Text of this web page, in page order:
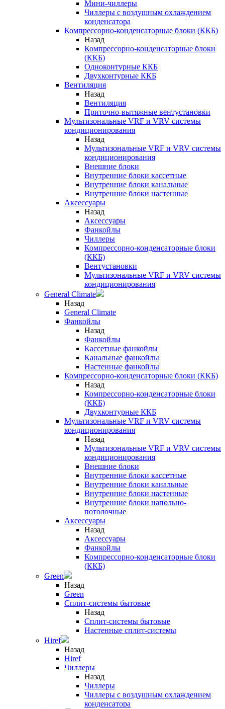
Мини-чиллеры
Чиллеры с воздушным охлаждением
конденсатора
Компрессорно-конденсаторные блоки (ККБ)
Назад
Компрессорно-конденсаторные блоки
(ККБ)
Одноконтурные ККБ
Двухконтурные ККБ
Вентиляция
Назад
Вентиляция
Приточно-вытяжные вентустановки
Мультизональные VRF и VRV системы
кондиционирования
Назад
Мультизональные VRF и VRV системы
кондиционирования
Внешние блоки
Внутренние блоки кассетные
Внутренние блоки канальные
Внутренние блоки настенные
Аксессуары
Назад
Аксессуары
Фанкойлы
Чиллеры
Компрессорно-конденсаторные блоки
(ККБ)
Вентустановки
Мультизональные VRF и VRV системы
кондиционирования
General Climate
Назад
General Climate
Фанкойлы
Назад
Фанкойлы
Кассетные фанкойлы
Канальные фанкойлы
Настенные фанкойлы
Компрессорно-конденсаторные блоки (ККБ)
Назад
Компрессорно-конденсаторные блоки
(ККБ)
Двухконтурные ККБ
Мультизональные VRF и VRV системы
кондиционирования
Назад
Мультизональные VRF и VRV системы
кондиционирования
Внешние блоки
Внутренние блоки кассетные
Внутренние блоки канальные
Внутренние блоки настенные
Внутренние блоки напольно-
потолочные
Аксессуары
Назад
Аксессуары
Фанкойлы
Компрессорно-конденсаторные блоки
(ККБ)
Green
Назад
Green
Сплит-системы бытовые
Назад
Сплит-системы бытовые
Настенные сплит-системы
Hiref
Назад
Hiref
Чиллеры
Назад
Чиллеры
Чиллеры с воздушным охлаждением
конденсатора